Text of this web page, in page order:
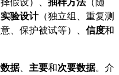
实验设计（独立组、重复测
意、保护被试等）、 信度和
据、 主要和次要数据。介